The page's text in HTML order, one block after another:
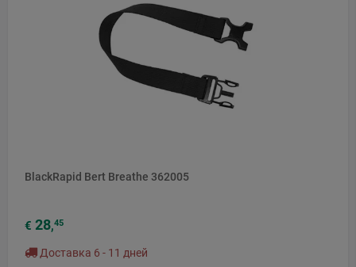
BlackRapid Bert Breathe 362005
€ 28,45
Доставка 6 - 11 дней